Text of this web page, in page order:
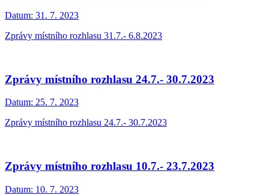
Datum: 31. 7. 2023
Zprávy místního rozhlasu 31.7.- 6.8.2023
Zprávy místního rozhlasu 24.7.- 30.7.2023
Datum: 25. 7. 2023
Zprávy místního rozhlasu 24.7.- 30.7.2023
Zprávy místního rozhlasu 10.7.- 23.7.2023
Datum: 10. 7. 2023